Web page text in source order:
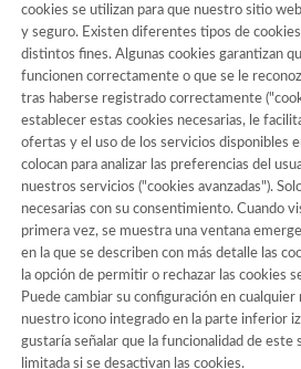
cookies se utilizan para que nuestro sitio
y seguro. Existen diferentes tipos de
distintos fines. Algunas cookies garantizan
funcionen correctamente o que se le
tras haberse registrado correctamente
establecer estas cookies necesarias, le
ofertas y el uso de los servicios disponibles
colocan para analizar las preferencias del
nuestros servicios ("cookies avanzadas").
necesarias con su consentimiento. Cuando
primera vez, se muestra una ventana
en la que se describen con más detalle las
la opción de permitir o rechazar las cookies
Puede cambiar su configuración en
nuestro icono integrado en la parte inferior
gustaría señalar que la funcionalidad de este
limitada si se desactivan las cookies.